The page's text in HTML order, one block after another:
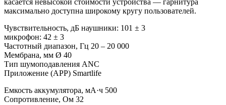
касается невысокой стоимости устройства — гарнитура
максимально доступна широкому кругу пользователей.
Чувствительность, дБ наушники: 101 ± 3
микрофон: 42 ± 3
Частотный диапазон, Гц 20 – 20 000
Мембрана, мм Ø 40
Тип шумоподавления ANC
Приложение (APP) Smartlife
Емкость аккумулятора, мА·ч 500
Сопротивление, Ом 32